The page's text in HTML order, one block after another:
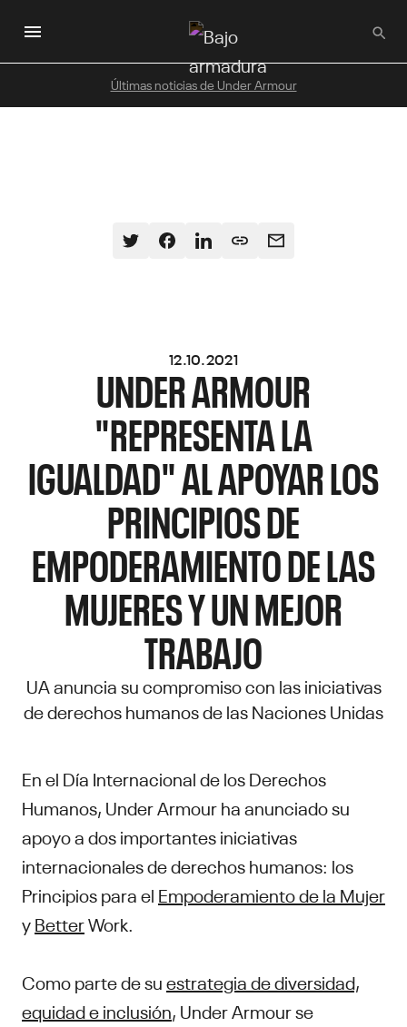
al
principal
Últimas noticias de Under Armour
12.10.2021
UNDER ARMOUR
"REPRESENTA LA
IGUALDAD" AL APOYAR LOS
PRINCIPIOS DE
EMPODERAMIENTO DE LAS
MUJERES Y UN MEJOR
TRABAJO
UA anuncia su compromiso con las iniciativas
de derechos humanos de las Naciones Unidas
En el Día Internacional de los Derechos
Humanos, Under Armour ha anunciado su
apoyo a dos importantes iniciativas
internacionales de derechos humanos: los
Principios para el Empoderamiento de la Mujer
yBetterWork.
Como parte de suestrategia de diversidad,
equidad e inclusión, Under Armour se